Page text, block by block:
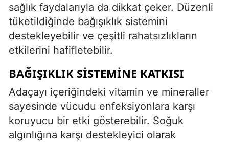
sağlık faydalarıyla da dikkat çeker. Düzenli
tüketildiğinde bağışıklık sistemini
destekleyebilir ve çeşitli rahatsızlıkların
etkilerini hafifletebilir.
BAĞIŞIKLIK SISTEMINE KATKISI
Adaçayı içeriğindeki vitamin ve mineraller
sayesinde vücudu enfeksiyonlara karşı
koruyucu bir etki gösterebilir. Soğuk
algınlığına karşı destekleyici olarak